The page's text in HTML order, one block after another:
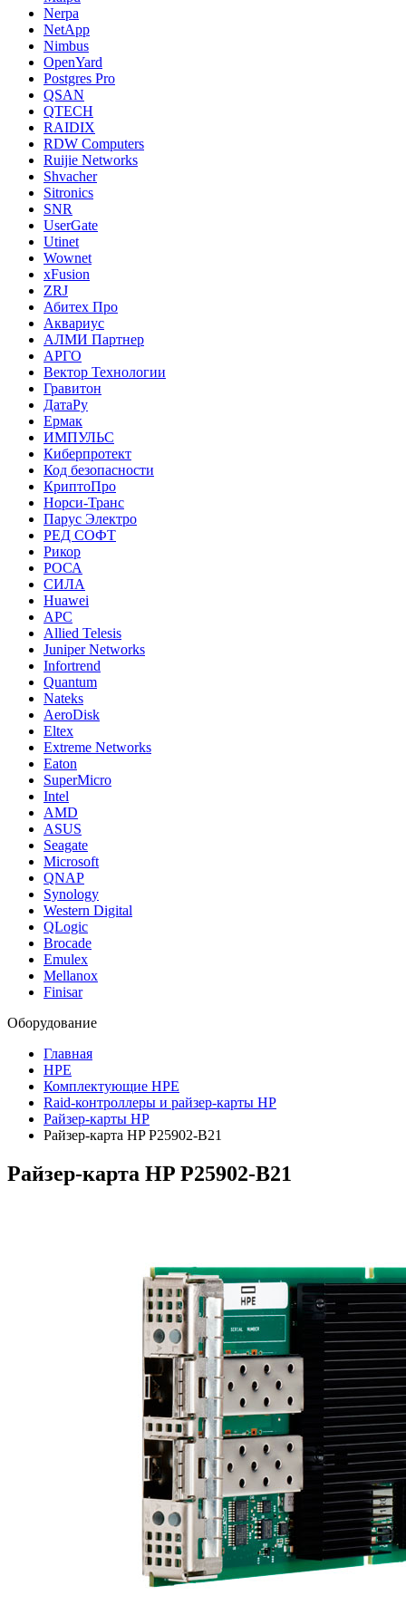
Nerpa
NetApp
Nimbus
OpenYard
Postgres Pro
QSAN
QTECH
RAIDIX
RDW Computers
Ruijie Networks
Shvacher
Sitronics
SNR
UserGate
Utinet
Wownet
xFusion
ZRJ
Абитех Про
Аквариус
АЛМИ Партнер
АРГО
Вектор Технологии
Гравитон
ДатаРу
Ермак
ИМПУЛЬС
Киберпротект
Код безопасности
КриптоПро
Норси-Транс
Парус Электро
РЕД СОФТ
Рикор
РОСА
СИЛА
Huawei
APC
Allied Telesis
Juniper Networks
Infortrend
Quantum
Nateks
AeroDisk
Eltex
Extreme Networks
Eaton
SuperMicro
Intel
AMD
ASUS
Seagate
Microsoft
QNAP
Synology
Western Digital
QLogic
Brocade
Emulex
Mellanox
Finisar
Оборудование
Главная
HPE
Комплектующие HPE
Raid-контроллеры и райзер-карты HP
Райзер-карты HP
Райзер-карта HP P25902-B21
Райзер-карта HP P25902-B21